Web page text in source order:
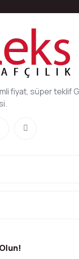
fiyat, süper teklif